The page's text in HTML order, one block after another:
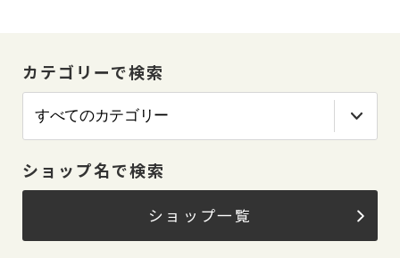
カテゴリーで検索
ショップ名で検索
ショップ一覧